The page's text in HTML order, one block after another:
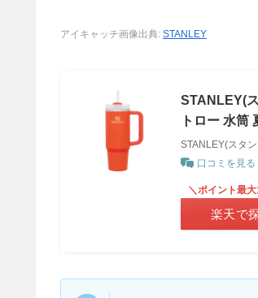
アイキャッチ画像出典: STANLEY
STANLEY(
トロー 水筒
STANLEY(スタ
口コミを見る
＼ポイント最
楽天で